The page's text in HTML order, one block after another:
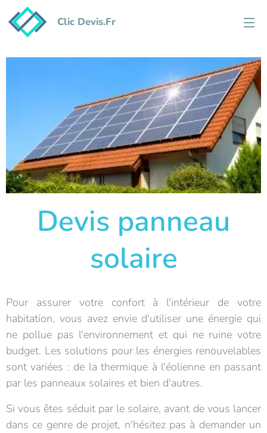
Clic Devis.Fr
Devis panneau
solaire
Pour assurer votre confort à l'intérieur de votre
habitation, vous avez envie d'utiliser une énergie qui
ne pollue pas l'environnement et qui ne ruine votre
budget. Les solutions pour les énergies renouvelables
sont variées : de la thermique à l'éolienne en passant
par les panneaux solaires et bien d'autres.
Si vous êtes séduit par le solaire, avant de vous lancer
dans ce genre de projet, n'hésitez pas à demander un